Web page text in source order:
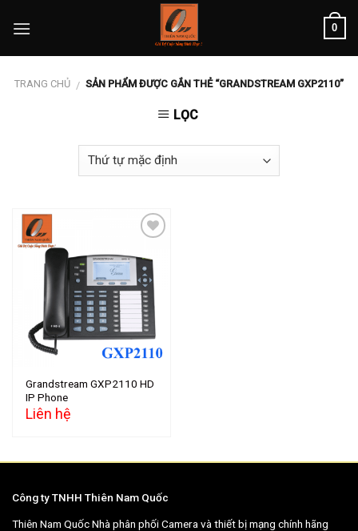
0
TRANG CHỦ / SẢN PHẨM ĐƯỢC GẮN THẺ “GRANDSTREAM GXP2110”
LỌC
Add to
wishlist
Grandstream GXP2110 HD
IP Phone
Liên hệ
Công ty TNHH Thiên Nam Quốc
Thiên Nam Quốc Nhà phân phối Camera và thiết bị mạng chính hãng